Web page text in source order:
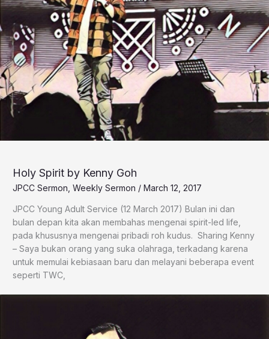
Holy Spirit by Kenny Goh
JPCC Sermon Weekly Sermon / March 12, 2017
​JPCC Young Adult Service (12 March 2017) Bulan ini dan
bulan depan kita akan membahas mengenai spirit-led life,
pada khususnya mengenai pribadi roh kudus. Sharing Kenny
– Saya bukan orang yang suka olahraga, terkadang karena
untuk memulai kebiasaan baru dan melayani beberapa event
seperti TWC,